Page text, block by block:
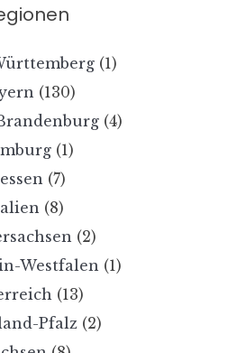
(1)
(130)
(4)
(1)
(7)
(8)
(2)
Westfalen (1)
(13)
Pfalz (2)